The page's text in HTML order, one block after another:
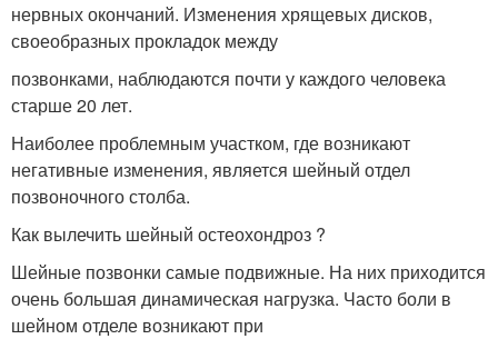
нервных окончаний. Изменения хрящевых дисков,
своеобразных прокладок между
позвонками, наблюдаются почти у каждого человека
старше 20 лет.
Наиболее проблемным участком, где возникают
негативные изменения, является шейный отдел
позвоночного столба.
Как вылечить шейный остеохондроз ?
Шейные позвонки самые подвижные. На них приходится
очень большая динамическая нагрузка. Часто боли в
шейном отделе возникают при